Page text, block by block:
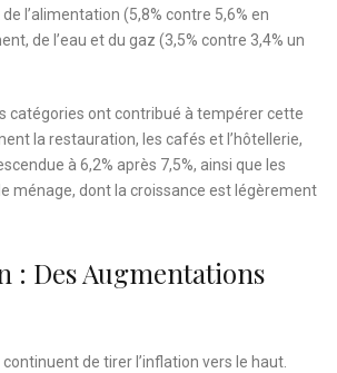
l’alimentation (5,8% contre 5,6% en
de l’eau et du gaz (3,5% contre 3,4% un
catégories ont contribué à tempérer cette
la restauration, les cafés et l’hôtellerie,
à 6,2% après 7,5%, ainsi que les
ménage, dont la croissance est légèrement
: Des Augmentations
de tirer l’inflation vers le haut.